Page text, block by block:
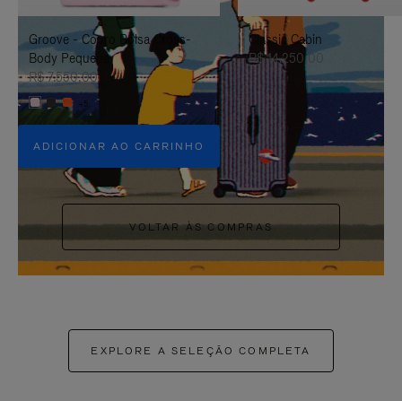
PAUSÁ-
LO
CLIQUE
PARA
ATIVÁ-
LO
Groove - Couro Bolsa Cross-
Body Pequena
R$ 7.550,00
+5
ADICIONAR AO CARRINHO
Classic Cabin
R$ 14.250,00
VOLTAR ÀS COMPRAS
EXPLORE A SELEÇÃO COMPLETA